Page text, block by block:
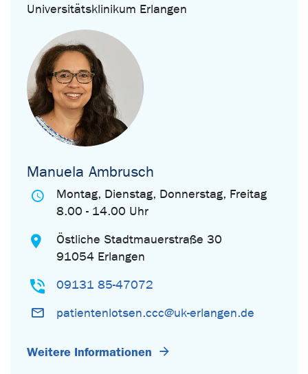
Universitätsklinikum Erlangen
Manuela Ambrusch
Montag, Dienstag, Donnerstag, Freitag
8.00 - 14.00 Uhr
Östliche Stadtmauerstraße 30
91054 Erlangen
09131 85-47072
patientenlotsen.ccc@uk-erlangen.de
Weitere Informationen